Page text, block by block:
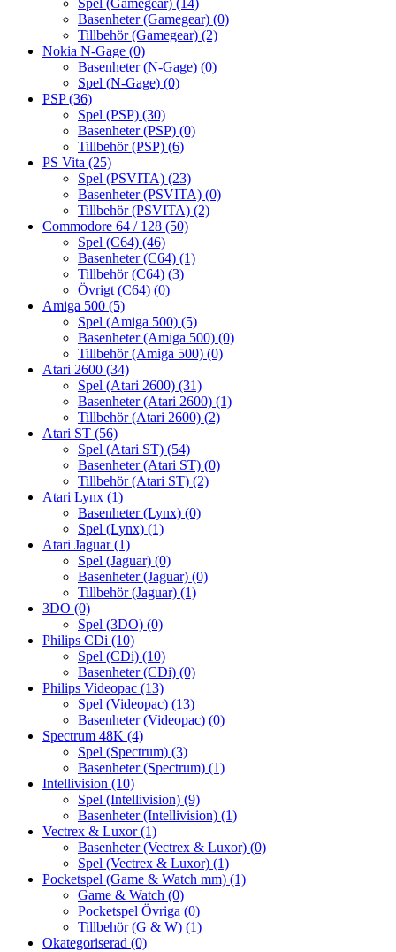
Spel (Gamegear) (14)
Basenheter (Gamegear) (0)
Tillbehör (Gamegear) (2)
Nokia N-Gage (0)
Basenheter (N-Gage) (0)
Spel (N-Gage) (0)
PSP(36)
Spel (PSP) (30)
Basenheter (PSP) (0)
Tillbehör (PSP) (6)
PS Vita (25)
Spel (PSVITA) (23)
Basenheter (PSVITA) (0)
Tillbehör (PSVITA) (2)
Commodore 64 / 128 (50)
Spel (C64) (46)
Basenheter (C64) (1)
Tillbehör (C64) (3)
Övrigt (C64) (0)
Amiga 500 (5)
Spel (Amiga 500) (5)
Basenheter (Amiga 500) (0)
Tillbehör (Amiga 500) (0)
Atari 2600 (34)
Spel (Atari 2600) (31)
Basenheter (Atari 2600) (1)
Tillbehör (Atari 2600) (2)
Atari ST (56)
Spel (Atari ST) (54)
Basenheter (Atari ST) (0)
Tillbehör (Atari ST) (2)
Atari Lynx (1)
Basenheter (Lynx) (0)
Spel (Lynx) (1)
Atari Jaguar(1)
Spel (Jaguar) (0)
Basenheter (Jaguar) (0)
Tillbehör (Jaguar) (1)
3DO (0)
Spel (3DO) (0)
Philips CDi (10)
Spel (CDi) (10)
Basenheter (CDi) (0)
Philips Videopac (13)
Spel (Videopac) (13)
Basenheter (Videopac) (0)
Spectrum 48K (4)
Spel (Spectrum) (3)
Basenheter (Spectrum) (1)
Intellivision (10)
Spel (Intellivision) (9)
Basenheter (Intellivision) (1)
Vectrex & Luxor(1)
Basenheter (Vectrex & Luxor) (0)
Spel (Vectrex & Luxor) (1)
Pocketspel (Game & Watch mm) (1)
Game & Watch (0)
Pocketspel Övriga (0)
Tillbehör (G & W) (1)
Okategoriserad (0)